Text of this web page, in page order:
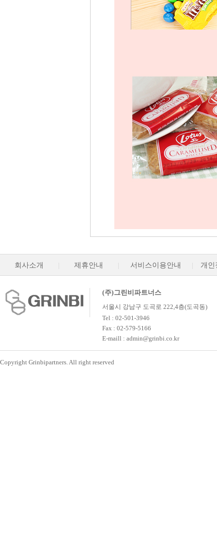
회사소개 제휴안내 서비스이용안내 개인
(주)그린비파트너스
서울시 강남구 도곡로 222,4층(도곡동)
Tel : 02-501-3946
Fax : 02-579-5166
E-maill : admin@grinbi.co.kr
Copyright Grinbipartners. All right reserved